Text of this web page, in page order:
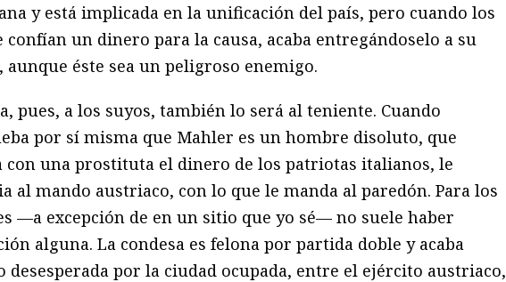
y está implicada en la unificación del país, pero cuando los
confían un dinero para la causa, acaba entregándoselo a su
aunque éste sea un peligroso enemigo.
pues, a los suyos, también lo será al teniente. Cuando
por sí misma que Mahler es un hombre disoluto, que
con una prostituta el dinero de los patriotas italianos, le
al mando austriaco, con lo que le manda al paredón. Para los
—a excepción de en un sitio que yo sé— no suele haber
alguna. La condesa es felona por partida doble y acaba
desesperada por la ciudad ocupada, entre el ejército austriaco,